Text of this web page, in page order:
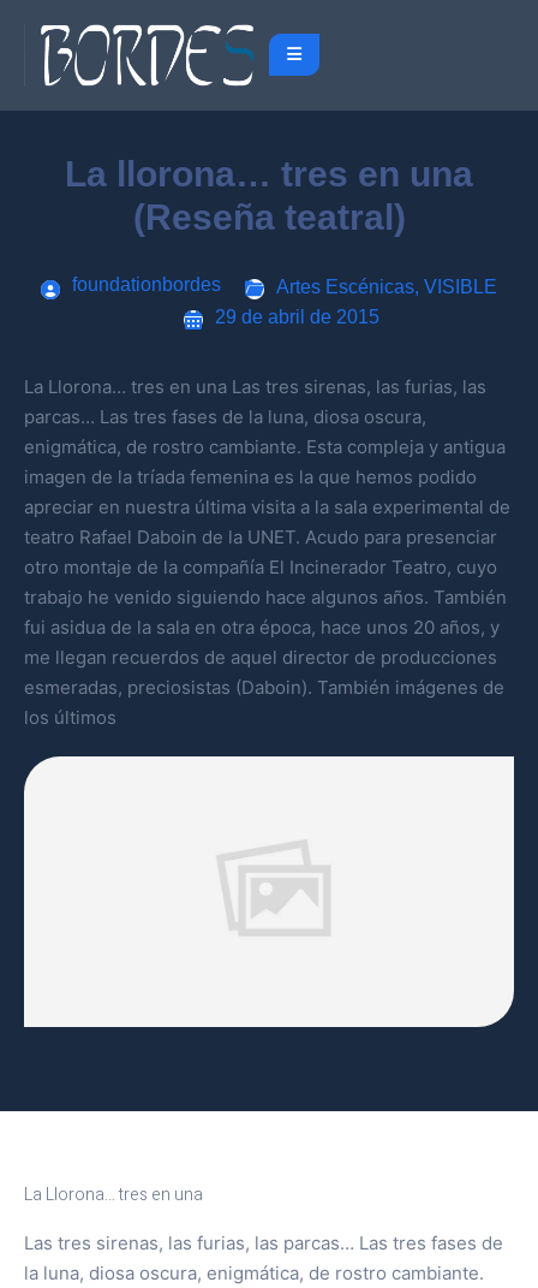
La llorona… tres en una
(Reseña teatral)
foundationbordes Artes Escénicas, VISIBLE
29 de abril de 2015
La Llorona… tres en una Las tres sirenas, las furias, las
parcas… Las tres fases de la luna, diosa oscura,
enigmática, de rostro cambiante. Esta compleja y antigua
imagen de la tríada femenina es la que hemos podido
apreciar en nuestra última visita a la sala experimental de
teatro Rafael Daboin de la UNET. Acudo para presenciar
otro montaje de la compañía El Incinerador Teatro, cuyo
trabajo he venido siguiendo hace algunos años. También
fui asidua de la sala en otra época, hace unos 20 años, y
me llegan recuerdos de aquel director de producciones
esmeradas, preciosistas (Daboin). También imágenes de
los últimos
La Llorona… tres en una
Las tres sirenas, las furias, las parcas… Las tres fases de
la luna, diosa oscura, enigmática, de rostro cambiante.